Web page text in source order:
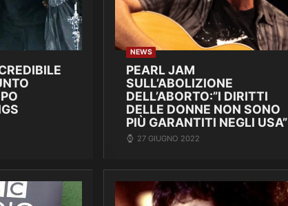
NEWS
PEARL JAM
SULL’ABOLIZIONE
DELL’ABORTO:”I DIRITTI
DELLE DONNE NON SONO
PIÙ GARANTITI NEGLI USA”
27 GIUGNO 2022